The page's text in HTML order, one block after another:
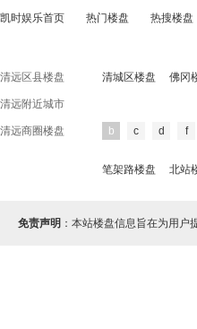
凯时娱乐首页 热门楼盘 热搜楼盘
清远区县楼盘 清城区楼盘 佛冈
清远附近城市
清远商圈楼盘 b c d f
笔架路楼盘 北站
免责声明 ：本站楼盘信息旨在为用